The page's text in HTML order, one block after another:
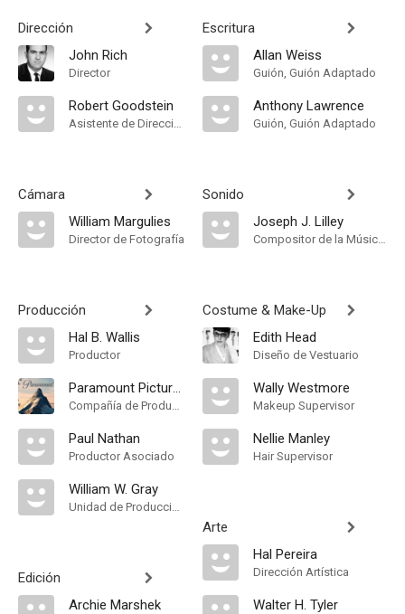
Dirección
John Rich
Director
Robert Goodstein
Asistente de Dirección
Cámara
William Margulies
Director de Fotografía
Producción
Hal B. Wallis
Productor
Paramount Pictures
Compañía de Produccion
Paul Nathan
Productor Asociado
William W. Gray
Unidad de Producción
Edición
Archie Marshek
Escritura
Allan Weiss
Guión, Guión Adaptado
Anthony Lawrence
Guión, Guión Adaptado
Sonido
Joseph J. Lilley
Compositor de la Música Original, Conductor
Costume & Make-Up
Edith Head
Diseño de Vestuario
Wally Westmore
Makeup Supervisor
Nellie Manley
Hair Supervisor
Arte
Hal Pereira
Dirección Artística
Walter H. Tyler